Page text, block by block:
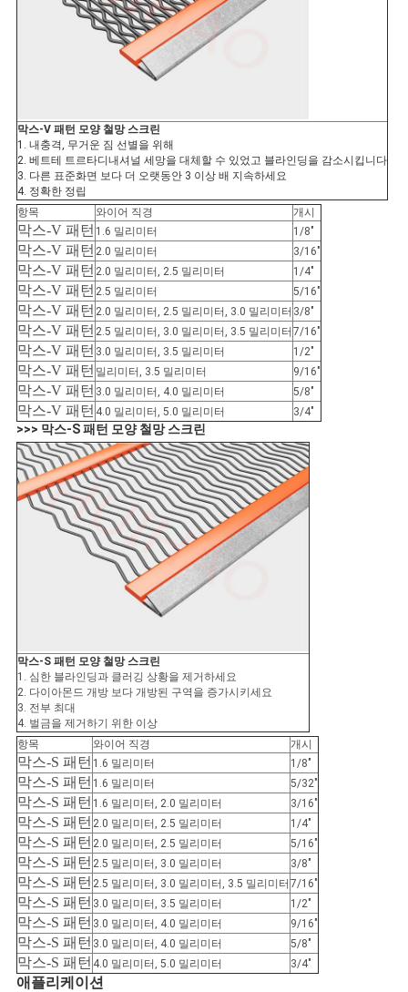
막스-V 패턴 모양 철망 스크린
1. 내충격, 무거운 짐 선별을 위해
2. 베트테 트르타디내셔널 세망을 대체할 수 있었고 블라인딩을 감소시킵니다
3. 다른 표준화면 보다 더 오랫동안 3 이상 배 지속하세요
4. 정확한 정립
항목
와이어 직경 개시
막스-V 패턴 1.6 밀리미터 1/8″
막스-V 패턴 2.0 밀리미터 3/16″
막스-V 패턴 2.0 밀리미터, 2.5 밀리미터 1/4″
막스-V 패턴 2.5 밀리미터 5/16″
막스-V 패턴 2.0 밀리미터, 2.5 밀리미터, 3.0 밀리미터 3/8″
막스-V 패턴 2.5 밀리미터, 3.0 밀리미터, 3.5 밀리미터 7/16″
막스-V 패턴 3.0 밀리미터, 3.5 밀리미터 1/2″
막스-V 패턴 밀리미터, 3.5 밀리미터 9/16″
막스-V 패턴 3.0 밀리미터, 4.0 밀리미터 5/8″
막스-V 패턴 4.0 밀리미터, 5.0 밀리미터 3/4″
>>> 막스-S 패턴 모양 철망 스크린
막스-S 패턴 모양 철망 스크린
1. 심한 블라인딩과 클러깅 상황을 제거하세요
2. 다이아몬드 개방 보다 개방된 구역을 증가시키세요
3. 전부 최대
4. 벌금을 제거하기 위한 이상
항목
와이어 직경 개시
막스-S 패턴 1.6 밀리미터 1/8″
막스-S 패턴 1.6 밀리미터 5/32″
막스-S 패턴 1.6 밀리미터, 2.0 밀리미터 3/16″
막스-S 패턴 2.0 밀리미터, 2.5 밀리미터 1/4″
막스-S 패턴 2.0 밀리미터, 2.5 밀리미터 5/16″
막스-S 패턴 2.5 밀리미터, 3.0 밀리미터 3/8″
막스-S 패턴 2.5 밀리미터, 3.0 밀리미터, 3.5 밀리미터 7/16″
막스-S 패턴 3.0 밀리미터, 3.5 밀리미터 1/2″
막스-S 패턴 3.0 밀리미터, 4.0 밀리미터 9/16″
막스-S 패턴 3.0 밀리미터, 4.0 밀리미터 5/8″
막스-S 패턴 4.0 밀리미터, 5.0 밀리미터 3/4″
애플리케이션